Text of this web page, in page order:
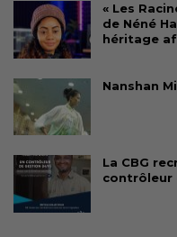
« Les
de Néné
héritage
Nanshan
La CBG
contrôleur